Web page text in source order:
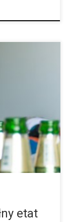
Wskazują na
amerykańskich
[…]
etat